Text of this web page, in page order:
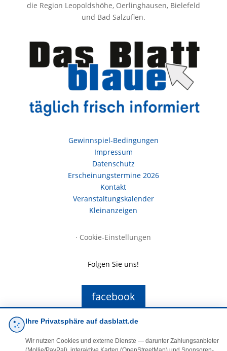
die Region Leopoldshöhe, Oerlinghausen, Bielefeld
und Bad Salzuflen.
Gewinnspiel-Bedingungen
Impressum
Datenschutz
Erscheinungstermine 2026
Kontakt
Veranstaltungskalender
Kleinanzeigen
· Cookie-Einstellungen
Folgen Sie uns!
facebook
E-Mail
Ihre Privatsphäre auf dasblatt.de
Wir nutzen Cookies und externe Dienste — darunter Zahlungsanbieter